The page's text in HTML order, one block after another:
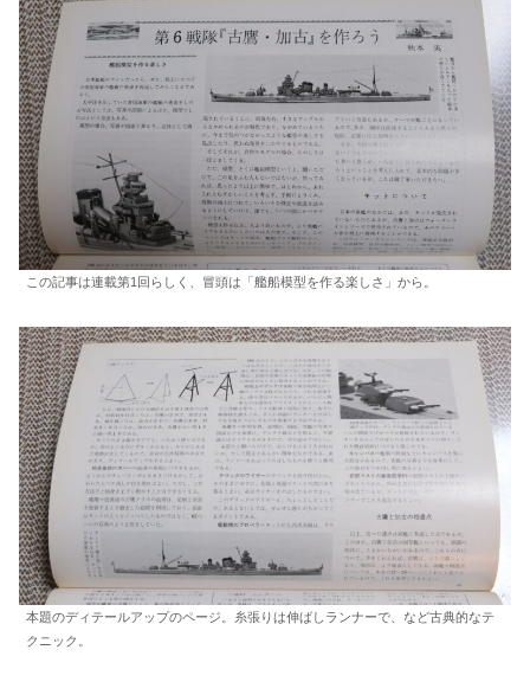
この記事は連載第1回らしく、冒頭は「艦船模型を作る楽しさ」から。
本題のディテールアップのページ。糸張りは伸ばしランナーで、など古典的なテ
クニック。